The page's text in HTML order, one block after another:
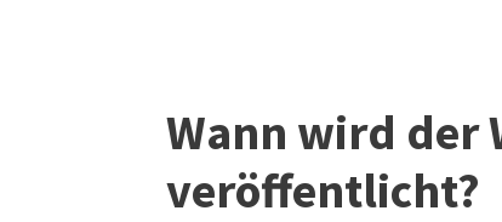
Wann wird der
veröffentlicht?